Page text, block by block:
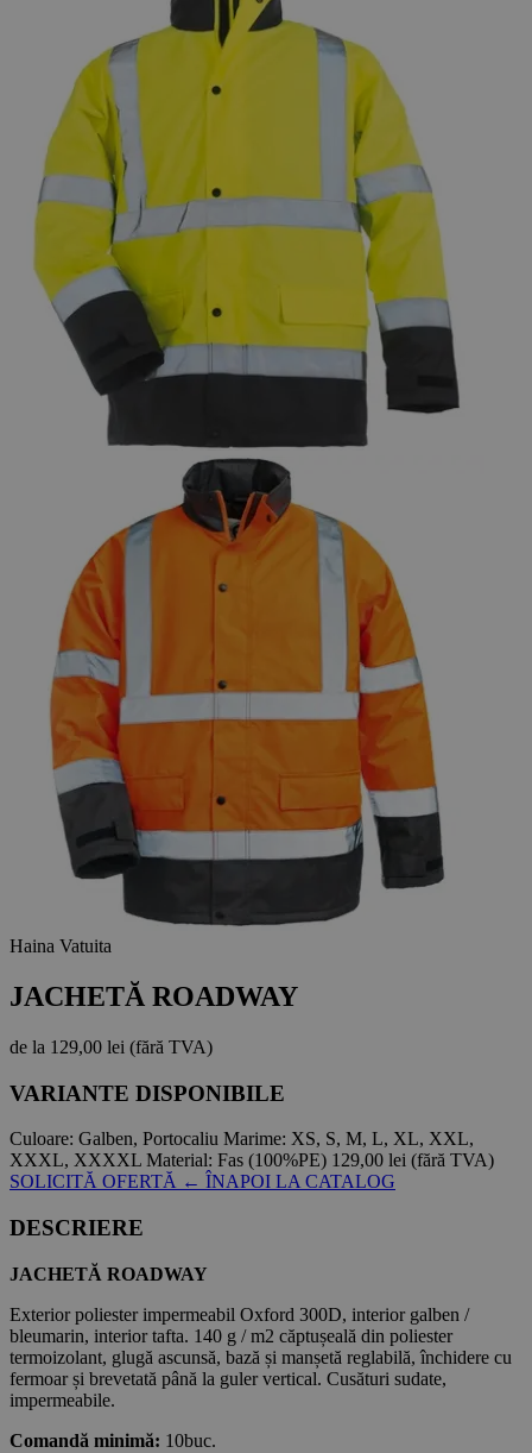
Haina Vatuita
JACHETĂ ROADWAY
de la 129,00 lei (fără TVA)
VARIANTE DISPONIBILE
Culoare: Galben, Portocaliu Marime: XS, S, M, L, XL, XXL,
XXXL, XXXXL Material: Fas (100%PE) 129,00 lei (fără TVA)
SOLICITĂ OFERTĂ ← ÎNAPOI LA CATALOG
DESCRIERE
JACHETĂ ROADWAY
Exterior poliester impermeabil Oxford 300D, interior galben /
bleumarin, interior tafta. 140 g / m2 căptușeală din poliester
termoizolant, glugă ascunsă, bază și manșetă reglabilă, închidere cu
fermoar și brevetată până la guler vertical. Cusături sudate,
impermeabile.
Comandă minimă: 10buc.